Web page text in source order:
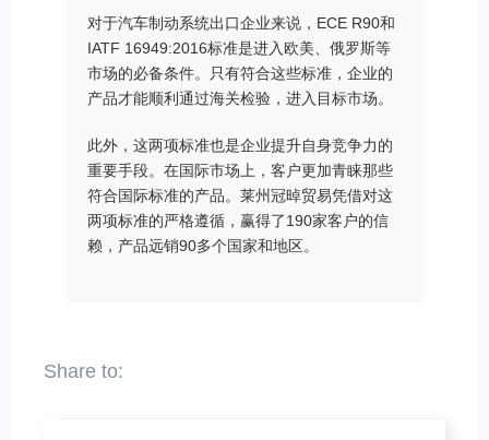
对于汽车制动系统出口企业来说，ECE R90和
IATF 16949:2016标准是进入欧美、俄罗斯等
市场的必备条件。只有符合这些标准，企业的
产品才能顺利通过海关检验，进入目标市场。
此外，这两项标准也是企业提升自身竞争力的
重要手段。在国际市场上，客户更加青睐那些
符合国际标准的产品。莱州冠晫贸易凭借对这
两项标准的严格遵循，赢得了190家客户的信
赖，产品远销90多个国家和地区。